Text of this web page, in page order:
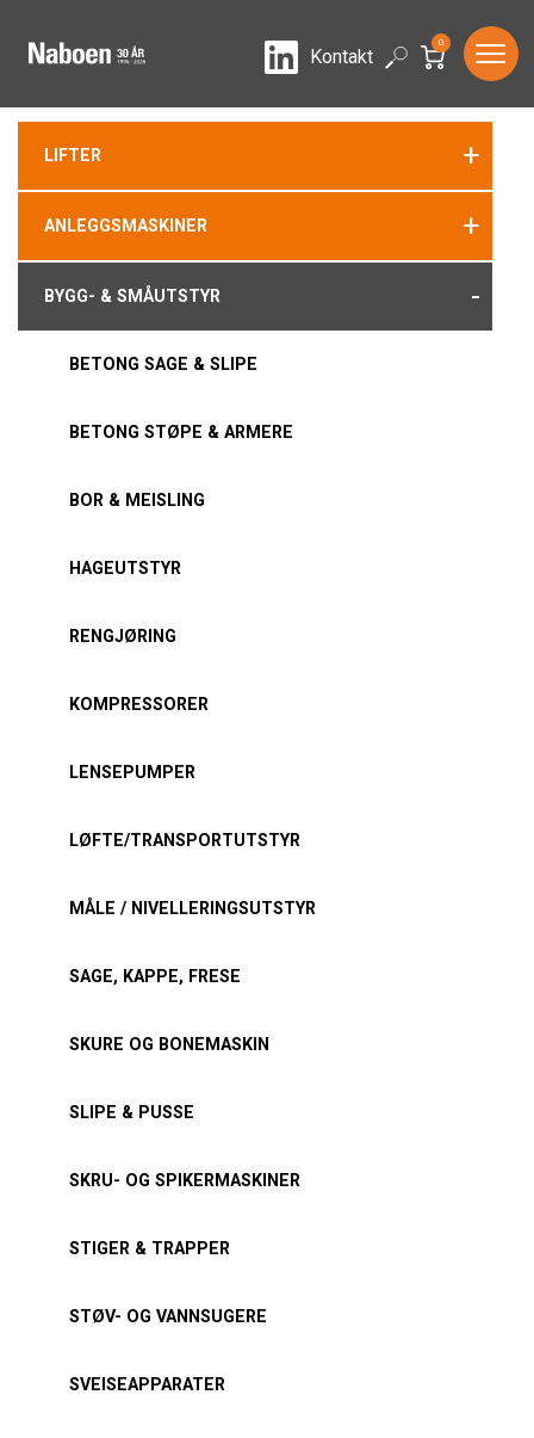
LinkedIn
Kontakt Search
0
LIFTER +
ANLEGGSMASKINER +
BYGG- & SMÅUTSTYR -
BETONG SAGE & SLIPE
BETONG STØPE & ARMERE
BOR & MEISLING
HAGEUTSTYR
RENGJØRING
KOMPRESSORER
LENSEPUMPER
LØFTE/TRANSPORTUTSTYR
MÅLE / NIVELLERINGSUTSTYR
SAGE, KAPPE, FRESE
SKURE OG BONEMASKIN
SLIPE & PUSSE
SKRU- OG SPIKERMASKINER
STIGER & TRAPPER
STØV- OG VANNSUGERE
SVEISEAPPARATER